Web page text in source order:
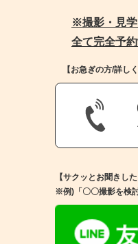
※撮影・見学
全て完全予
【お急ぎの方/詳し
【サクッとお聞きし
※例)「〇〇撮影を検